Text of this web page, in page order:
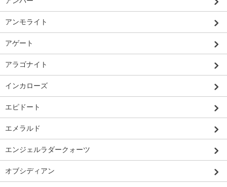
アンモライト
アゲート
アラゴナイト
インカローズ
エピドート
エメラルド
エンジェルラダークォーツ
オブシディアン